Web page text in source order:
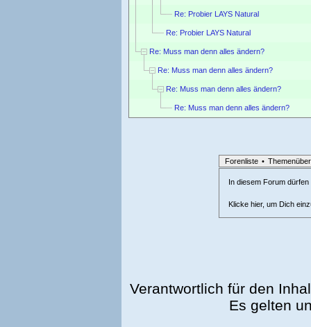
Re: Probier LAYS Natural
Re: Probier LAYS Natural
Re: Muss man denn alles ändern?
Re: Muss man denn alles ändern?
Re: Muss man denn alles ändern?
Re: Muss man denn alles ändern?
Forenliste •
In diesem Forum
Klicke hier, um Dich
Verantwortlich für den
Es gelten